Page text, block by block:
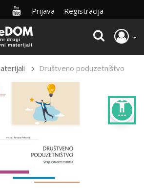
settings_accessibility
Prijava Registracija
Društveno poduzetništvo